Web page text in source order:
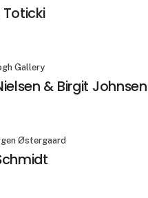
Gallery
& Birgit Johnsen
Østergaard